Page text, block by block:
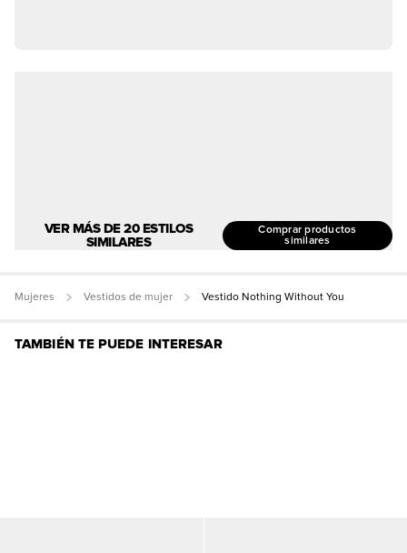
VER MÁS DE 20 ESTILOS
SIMILARES
Comprar productos
similares
Mujeres Vestidos de mujer Vestido Nothing Without You
TAMBIÉN TE PUEDE INTERESAR